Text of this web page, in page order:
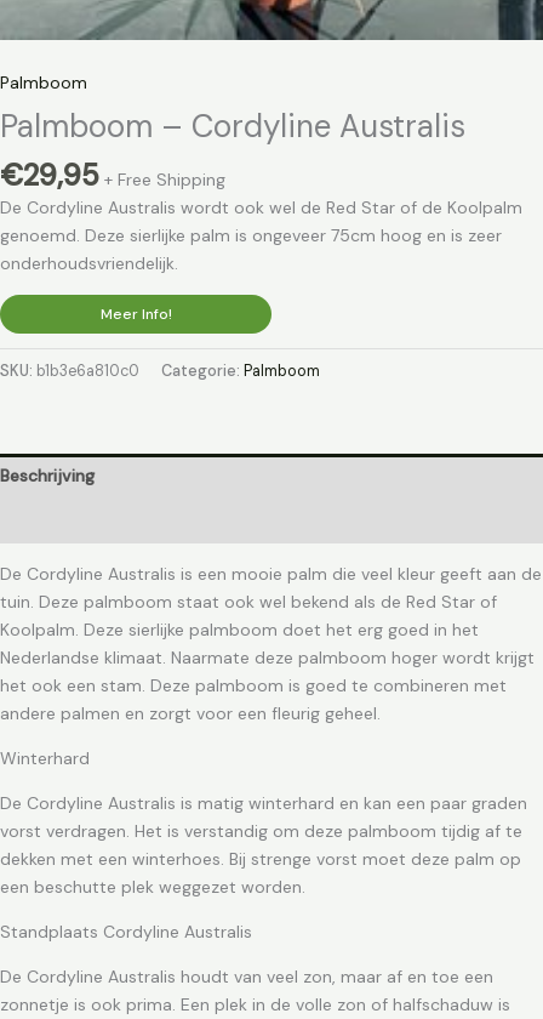
Palmboom
Palmboom – Cordyline Australis
€29,95 + Free Shipping
De Cordyline Australis wordt ook wel de Red Star of de Koolpalm
genoemd. Deze sierlijke palm is ongeveer 75cm hoog en is zeer
onderhoudsvriendelijk.
Meer Info!
SKU: b1b3e6a810c0 Categorie: Palmboom
Beschrijving
De Cordyline Australis is een mooie palm die veel kleur geeft aan de
tuin. Deze palmboom staat ook wel bekend als de Red Star of
Koolpalm. Deze sierlijke palmboom doet het erg goed in het
Nederlandse klimaat. Naarmate deze palmboom hoger wordt krijgt
het ook een stam. Deze palmboom is goed te combineren met
andere palmen en zorgt voor een fleurig geheel.
Winterhard
De Cordyline Australis is matig winterhard en kan een paar graden
vorst verdragen. Het is verstandig om deze palmboom tijdig af te
dekken met een winterhoes. Bij strenge vorst moet deze palm op
een beschutte plek weggezet worden.
Standplaats Cordyline Australis
De Cordyline Australis houdt van veel zon, maar af en toe een
zonnetje is ook prima. Een plek in de volle zon of halfschaduw is